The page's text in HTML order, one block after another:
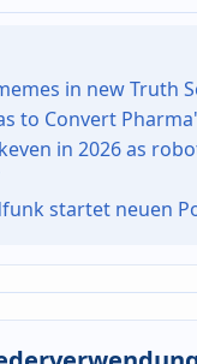
in new Truth
to Convert
in 2026 as
startet neuen